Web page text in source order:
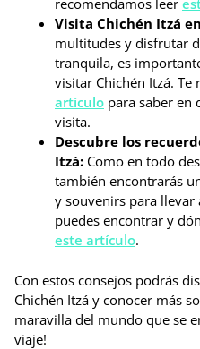
recomendamos leer
Visita Chichén Itzá
multitudes y disfrutar
tranquila, es
visitar Chichén Itzá.
artículo para saber en
visita.
Descubre los
Itzá: Como en todo
también encontrarás
y souvenirs para llevar
puedes encontrar y
este artículo.
Con estos consejos podrás
Chichén Itzá y conocer más
maravilla del mundo que se
viaje!